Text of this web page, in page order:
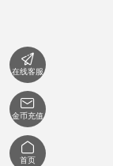

在线客服

金币充值

首页